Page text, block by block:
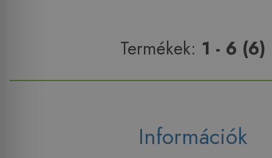
Termékek: 1 - 6 (6)
Információk